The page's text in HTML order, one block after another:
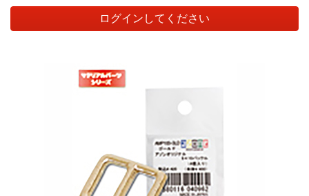
ログインしてください